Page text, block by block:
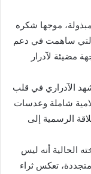
موجها شكره
ساهمت في دعم
مضيئة لآدرار
الآدراري في قلب
شاملة وعدسات
الرسمية إلى
الحالية أنه ليس
تعكس ثراء